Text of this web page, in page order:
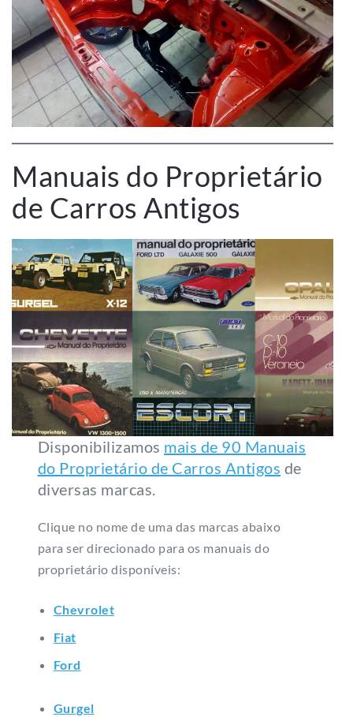
Manuais do Proprietário
de Carros Antigos
Disponibilizamos mais de 90 Manuais
do Proprietário de Carros Antigos de
diversas marcas.
Clique no nome de uma das marcas abaixo
para ser direcionado para os manuais do
proprietário disponíveis:
Chevrolet
Fiat
Ford
Gurgel